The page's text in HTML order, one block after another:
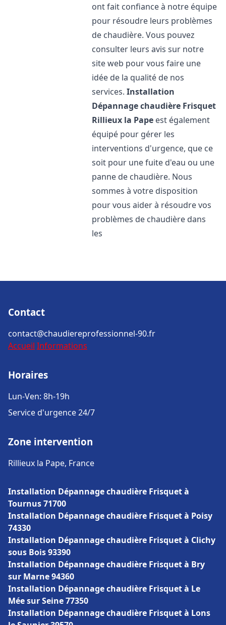
ont fait confiance à notre équipe
pour résoudre leurs problèmes
de chaudière. Vous pouvez
consulter leurs avis sur notre
site web pour vous faire une
idée de la qualité de nos
services.Installation
Dépannage chaudière Frisquet
Rillieux la Pape est également
équipé pour gérer les
interventions d'urgence, que ce
soit pour une fuite d'eau ou une
panne de chaudière. Nous
sommes à votre disposition
pour vous aider à résoudre vos
problèmes de chaudière dans
les
Contact
contact@chaudiereprofessionnel-90.fr
Accueil Informations
Horaires
Lun-Ven: 8h-19h
Service d'urgence 24/7
Zone intervention
Rillieux la Pape, France
Installation Dépannage chaudière Frisquet à
Tournus 71700
Installation Dépannage chaudière Frisquet à Poisy
74330
Installation Dépannage chaudière Frisquet à Clichy
sous Bois 93390
Installation Dépannage chaudière Frisquet à Bry
sur Marne 94360
Installation Dépannage chaudière Frisquet à Le
Mée sur Seine 77350
Installation Dépannage chaudière Frisquet à Lons